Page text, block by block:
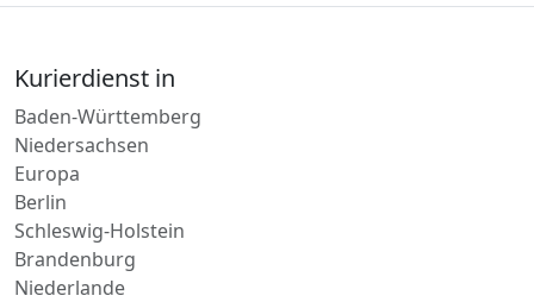
Kurierdienst in
Baden-Württemberg
Niedersachsen
Europa
Berlin
Schleswig-Holstein
Brandenburg
Niederlande